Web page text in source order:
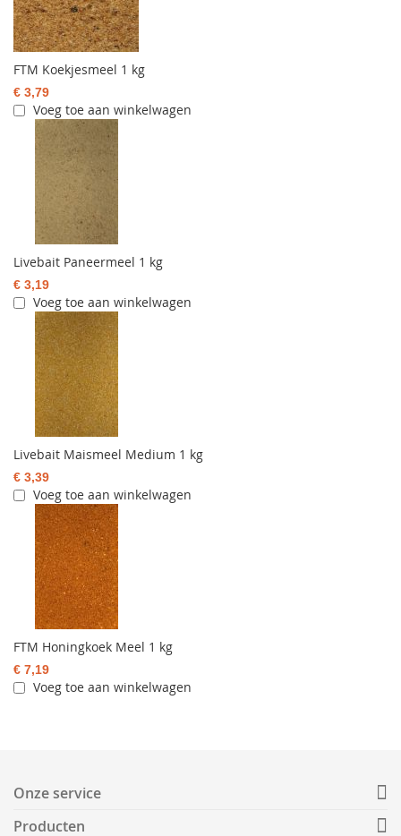
FTM Koekjesmeel 1 kg
€ 3,79
Voeg toe aan winkelwagen
Livebait Paneermeel 1 kg
€ 3,19
Voeg toe aan winkelwagen
Livebait Maismeel Medium 1 kg
€ 3,39
Voeg toe aan winkelwagen
FTM Honingkoek Meel 1 kg
€ 7,19
Voeg toe aan winkelwagen
Onze service
Producten